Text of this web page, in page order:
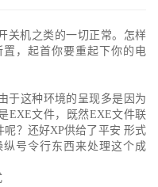
关机之类的一切正常。怎样
，起首你要重起下你的电
于这种环境的呈现多是因为
EXE文件，既然EXE文件联
？还好XP供给了平安 形式
纵号令行东西来处理这个成